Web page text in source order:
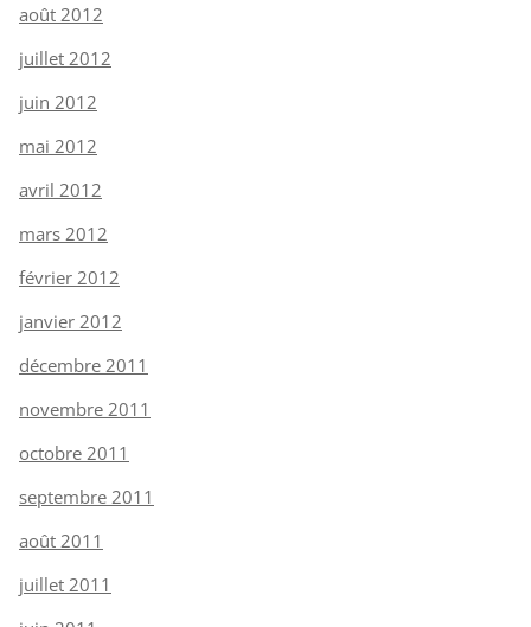
août 2012
juillet 2012
juin 2012
mai 2012
avril 2012
mars 2012
février 2012
janvier 2012
décembre 2011
novembre 2011
octobre 2011
septembre 2011
août 2011
juillet 2011